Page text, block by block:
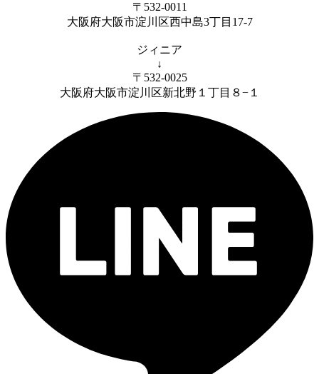
〒532-0011
大阪府大阪市淀川区西中島3丁目17-7
ジィニア
↓
〒532-0025
大阪府大阪市淀川区新北野１丁目８−１